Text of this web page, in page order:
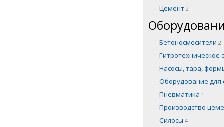
Цемент 2
Бетоносмесители 2
Насосы, тара,
Оборудование для
Пневматика 1
Производство
Силосы 4